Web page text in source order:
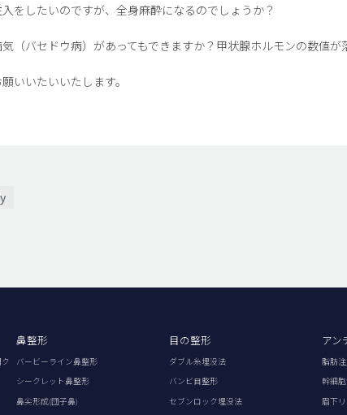
をしたいのですが、全身麻酔になるのでしょうか？
（バセドウ病）があってもできますか？甲状腺ホルモンの数値が
いいたいいたします。
鼻整形
バービーライン鼻整形
シークレット鼻整形
鼻尖形成(団子鼻)
目の整形
ダブル糸埋没法
バンビ目整形
セブンロック埋没法
アン
脂肪
幹細
眉下